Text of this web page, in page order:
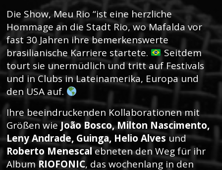
Die Show, Meu Rio “ist eine herzliche
Hommage an die Stadt Rio, wo Mafalda vor
fast 30 Jahren ihre bemerkenswerte
brasilianische Karriere startete.
Seitdem
tourt sie unermüdlich und tritt auf Festivals
und in Clubs in Lateinamerika, Europa und
den USA auf.
Ihre beeindruckenden Kollaborationen mit
Größen wieJoão Bosco, Milton Nascimento,
Leny Andrade, Guinga, Helio Alvesund
Roberto Menescalebneten den Weg für ihr
Album RIOFONIC, das wochenlang in den